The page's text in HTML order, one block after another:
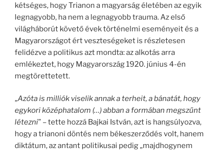
kétséges, hogy Trianon a magyarság életében az egyik
legnagyobb, ha nem a legnagyobb trauma. Az első
világháborút követő évek történelmi eseményeit és a
Magyarországot ért veszteségeket is részletesen
felidézve a politikus azt mondta: az alkotás arra
emlékeztet, hogy Magyarország 1920. június 4-én
megtörettetett.
„Azóta is milliók viselik annak a terheit, a bánatát, hogy
egykori középhatalom (…) abban a formában megszűnt
létezni” – tette hozzá Bajkai István, azt is hangsúlyozva,
hogy a trianoni döntés nem békeszerződés volt, hanem
diktátum, az antant politikusai pedig „majdhogynem